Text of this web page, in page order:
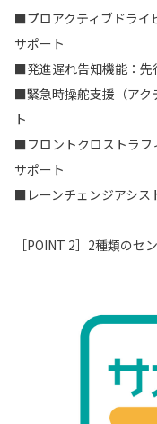
■プロアクティブドライ
サポート
■発進遅れ告知機能：先
■緊急時操舵支援（アク
ト
■フロントクロストラフ
サポート
■レーンチェンジアシス
［POINT 2］2種類のセ